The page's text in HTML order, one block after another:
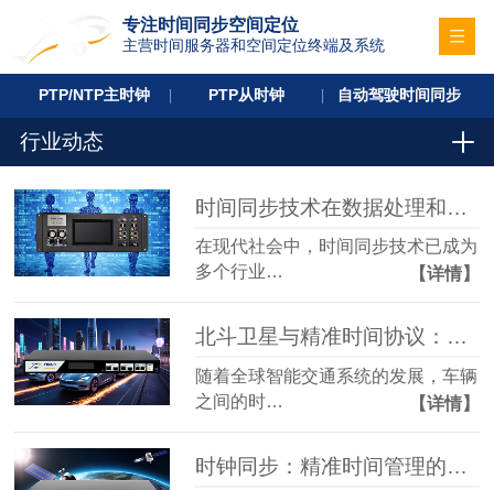
专注时间同步空间定位
主营时间服务器和空间定位终端及系统
PTP/NTP主时钟 PTP从时钟 自动驾驶时间同步
行业动态
时间同步技术在数据处理和能源行业中的关键应用
在现代社会中，时间同步技术已成为
多个行业…
【详情】
北斗卫星与精准时间协议：保障智能交通系统的关键
随着全球智能交通系统的发展，车辆
之间的时…
【详情】
时钟同步：精准时间管理的未来